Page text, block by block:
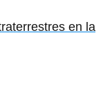
en la